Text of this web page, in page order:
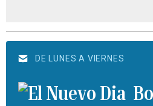
DE LUNES A VIERNES